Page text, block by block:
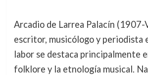
Arcadio de Larrea Palacín (1907-
escritor, musicólogo y periodista
labor se destaca principalmente
folklore y la etnología musical.